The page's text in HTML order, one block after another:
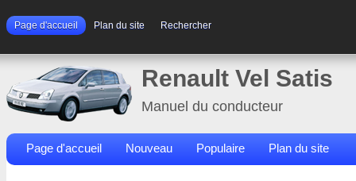
Page d'accueil Plan du site Rechercher
Renault Vel Satis
Manuel du conducteur
Page d'accueil Nouveau Populaire Plan du site